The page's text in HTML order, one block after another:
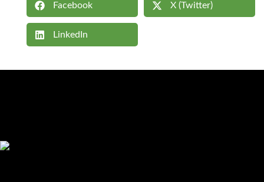
Facebook Χ (Twitter)
LinkedIn